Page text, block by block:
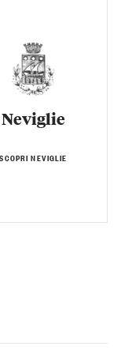
Neviglie
SCOPRI NEVIGLIE